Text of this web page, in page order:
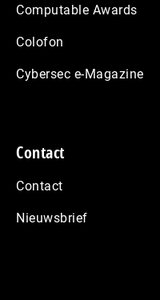
Computable Awards
Colofon
Cybersec e-Magazine
Contact
Contact
Nieuwsbrief